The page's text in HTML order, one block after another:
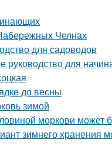
Челнах
для садоводов
руководство для
до весны
зимой
моркови может
зимнего хранения